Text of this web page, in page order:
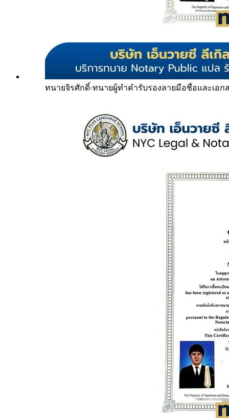
ทนายจิรศักดิ์·ทนายผู้ทำคำรับรองลายมือชื่อและเอก